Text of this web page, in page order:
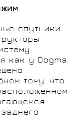
спутники
как у Dogma,
тому, что